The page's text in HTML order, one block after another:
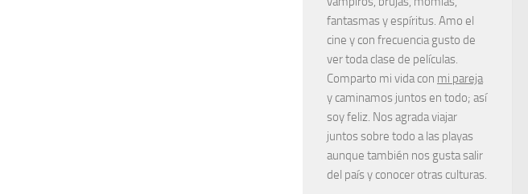
fantasmas y espíritus. Amo el
cine y con frecuencia gusto de
ver toda clase de películas.
Comparto mi vida con mi pareja
y caminamos juntos en todo; así
soy feliz. Nos agrada viajar
juntos sobre todo a las playas
aunque también nos gusta salir
del país y conocer otras culturas.